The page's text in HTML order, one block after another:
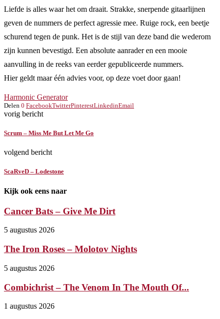
Liefde is alles waar het om draait. Strakke, snerpende gitaarlijnen
geven de nummers de perfect agressie mee. Ruige rock, een beetje
schurend tegen de punk. Het is de stijl van deze band die wederom
zijn kunnen bevestigd. Een absolute aanrader en een mooie
aanvulling in de reeks van eerder gepubliceerde nummers.
Hier geldt maar één advies voor, op deze voet door gaan!
Harmonic Generator
Delen 0 FacebookTwitterPinterestLinkedinEmail
vorig bericht
Scrum – Miss Me But Let Me Go
volgend bericht
ScaRveD – Lodestone
Kijk ook eens naar
Cancer Bats – Give Me Dirt
5 augustus 2026
The Iron Roses – Molotov Nights
5 augustus 2026
Combichrist – The Venom In The Mouth Of...
1 augustus 2026